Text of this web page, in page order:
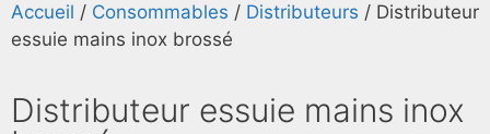
Accueil / Consommables / Distributeurs / Distributeur
essuie mains inox brossé
Distributeur essuie mains inox